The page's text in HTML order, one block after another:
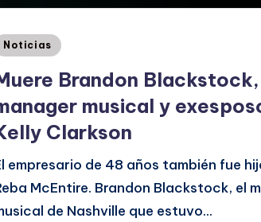
Noticias
Brandon Blackstock,
musical y
Clarkson
empresario de 48 años también fue
McEntire. Brandon Blackstock, el
de Nashville que estuvo…